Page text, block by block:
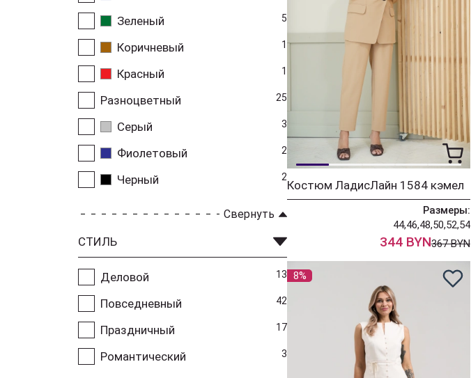
Зеленый 5
Коричневый 1
Красный 1
Разноцветный 25
Серый 3
Фиолетовый 2
Черный 2
Свернуть
СТИЛЬ
Деловой 13
Повседневный 42
Праздничный 17
Романтический 3
Костюм ЛадисЛайн 1584 кэмел
Размеры:
44,46,48,50,52,54
344 BYN367 BYN
8%